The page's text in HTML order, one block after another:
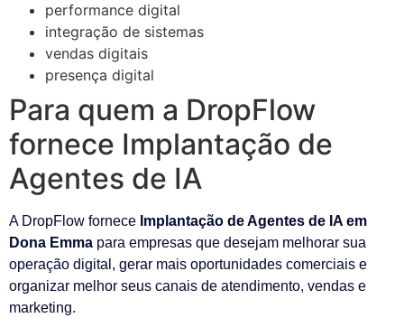
performance digital
integração de sistemas
vendas digitais
presença digital
Para quem a DropFlow
fornece Implantação de
Agentes de IA
A DropFlow fornece Implantação de Agentes de IA em
Dona Emma para empresas que desejam melhorar sua
operação digital, gerar mais oportunidades comerciais e
organizar melhor seus canais de atendimento, vendas e
marketing.